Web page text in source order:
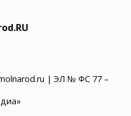
| ЭЛ № ФС 77 –